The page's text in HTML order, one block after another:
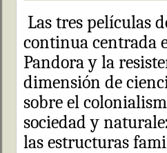
Las tres películas
continua centrada
Pandora y la
dimensión de
sobre el
sociedad y
las estructuras